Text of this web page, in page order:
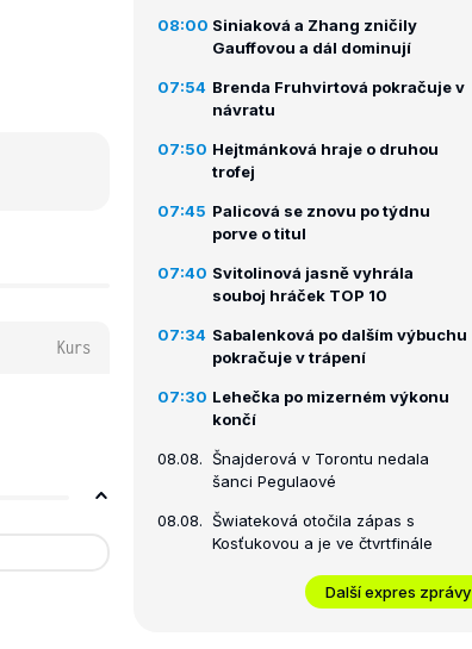
Kurs
08:00 Siniaková a Zhang zničily
Gauffovou a dál dominují
07:54 Brenda Fruhvirtová pokračuje v
návratu
07:50 Hejtmánková hraje o druhou
trofej
07:45 Palicová se znovu po týdnu
porve o titul
07:40 Svitolinová jasně vyhrála
souboj hráček TOP 10
07:34 Sabalenková po dalším výbuchu
pokračuje v trápení
07:30 Lehečka po mizerném výkonu
končí
08.08. Šnajderová v Torontu nedala
šanci Pegulaové
08.08. Šwiateková otočila zápas s
Kosťukovou a je ve čtvrtfinále
Další expres zprávy